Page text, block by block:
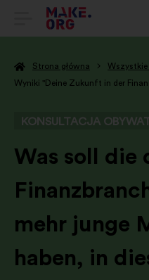
IDŹ
STRONY
Strona główna
Wszystkie
Wyniki "Deine Zukunft in der
KONSULTACJA
-
Was soll die
mehr junge
haben, in